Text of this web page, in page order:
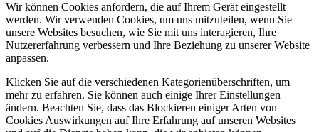
Wir können Cookies anfordern, die auf Ihrem Gerät eingestellt
werden. Wir verwenden Cookies, um uns mitzuteilen, wenn Sie
unsere Websites besuchen, wie Sie mit uns interagieren, Ihre
Nutzererfahrung verbessern und Ihre Beziehung zu unserer Website
anpassen.
Klicken Sie auf die verschiedenen Kategorienüberschriften, um
mehr zu erfahren. Sie können auch einige Ihrer Einstellungen
ändern. Beachten Sie, dass das Blockieren einiger Arten von
Cookies Auswirkungen auf Ihre Erfahrung auf unseren Websites